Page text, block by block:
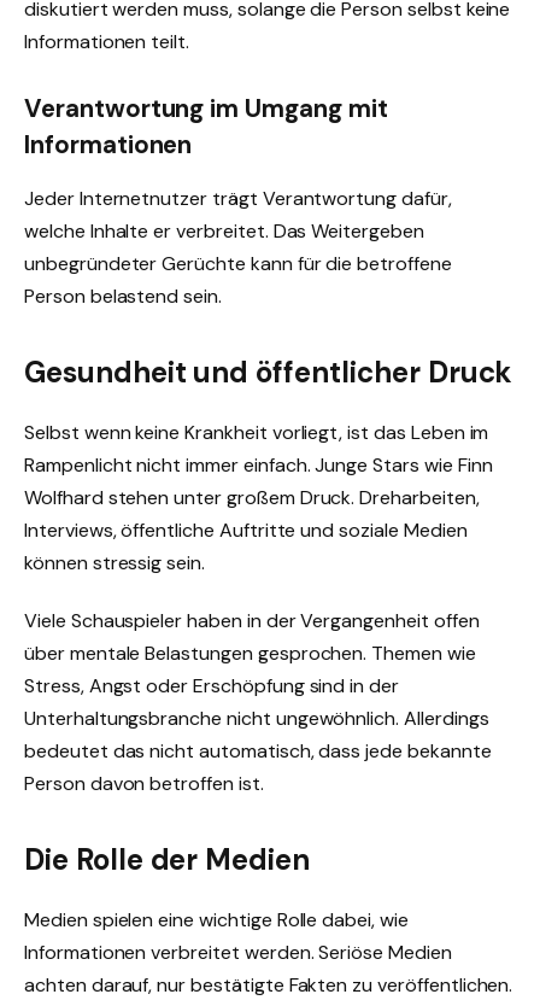
diskutiert werden muss, solange die Person selbst keine
Informationen teilt.
Verantwortung im Umgang mit
Informationen
Jeder Internetnutzer trägt Verantwortung dafür,
welche Inhalte er verbreitet. Das Weitergeben
unbegründeter Gerüchte kann für die betroffene
Person belastend sein.
Gesundheit und öffentlicher Druck
Selbst wenn keine Krankheit vorliegt, ist das Leben im
Rampenlicht nicht immer einfach. Junge Stars wie Finn
Wolfhard stehen unter großem Druck. Dreharbeiten,
Interviews, öffentliche Auftritte und soziale Medien
können stressig sein.
Viele Schauspieler haben in der Vergangenheit offen
über mentale Belastungen gesprochen. Themen wie
Stress, Angst oder Erschöpfung sind in der
Unterhaltungsbranche nicht ungewöhnlich. Allerdings
bedeutet das nicht automatisch, dass jede bekannte
Person davon betroffen ist.
Die Rolle der Medien
Medien spielen eine wichtige Rolle dabei, wie
Informationen verbreitet werden. Seriöse Medien
achten darauf, nur bestätigte Fakten zu veröffentlichen.